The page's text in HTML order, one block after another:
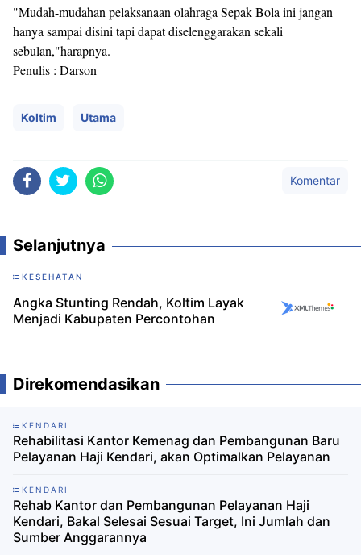
"Mudah-mudahan pelaksanaan olahraga Sepak Bola ini jangan
hanya sampai disini tapi dapat diselenggarakan sekali
sebulan,"harapnya.
Penulis : Darson
Koltim Utama
Komentar
Selanjutnya
KESEHATAN
Angka Stunting Rendah, Koltim Layak
Menjadi Kabupaten Percontohan
Direkomendasikan
KENDARI
Rehabilitasi Kantor Kemenag dan Pembangunan Baru
Pelayanan Haji Kendari, akan Optimalkan Pelayanan
KENDARI
Rehab Kantor dan Pembangunan Pelayanan Haji
Kendari, Bakal Selesai Sesuai Target, Ini Jumlah dan
Sumber Anggarannya